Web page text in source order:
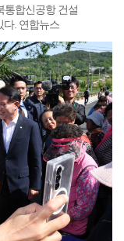
통합신공항 건설
다. 연합뉴스